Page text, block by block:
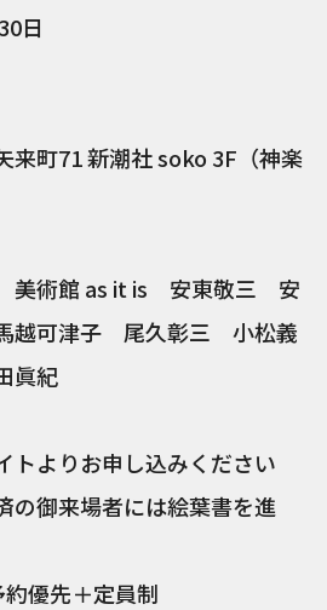
日
71 新潮社 soko 3F（神楽
美術館 as it is 安東敬三 安
可津子 尾久彰三 小松義
眞紀
トよりお申し込みください
の御来場者には絵葉書を進
優先＋定員制